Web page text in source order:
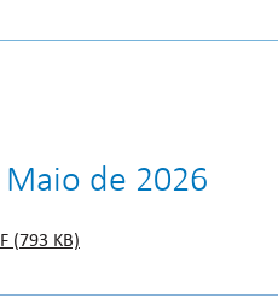
de 2026
(793 KB)